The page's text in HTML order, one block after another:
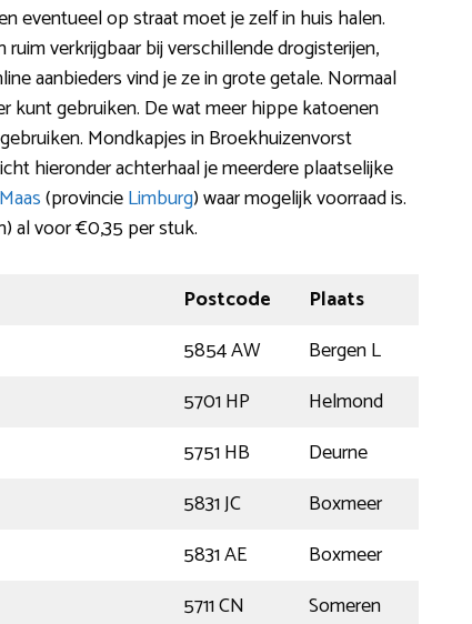
eventueel op straat moet je zelf in huis halen.
verkrijgbaar bij verschillende drogisterijen,
aanbieders vind je ze in grote getale. Normaal
kunt gebruiken. De wat meer hippe katoenen
Mondkapjes in Broekhuizenvorst
hieronder achterhaal je meerdere plaatselijke
(provincieLimburg) waar mogelijk voorraad is.
al voor €0,35 per stuk.
Postcode
Plaats
5854 AW
Bergen L
5701 HP
Helmond
5751 HB
Deurne
5831 JC
Boxmeer
5831 AE
Boxmeer
5711 CN
Someren